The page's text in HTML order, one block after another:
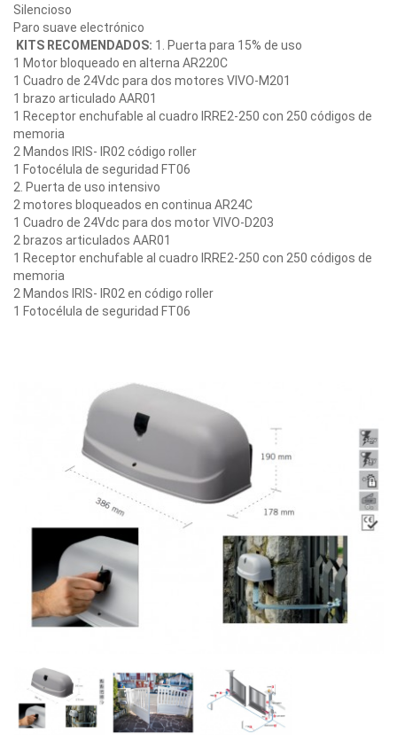
Silencioso
Paro suave electrónico
KITS RECOMENDADOS: 1. Puerta para 15% de uso
1 Motor bloqueado en alterna AR220C
1 Cuadro de 24Vdc para dos motores VIVO-M201
1 brazo articulado AAR01
1 Receptor enchufable al cuadro IRRE2-250 con 250 códigos de
memoria
2 Mandos IRIS- IR02 código roller
1 Fotocélula de seguridad FT06
2. Puerta de uso intensivo
2 motores bloqueados en continua AR24C
1 Cuadro de 24Vdc para dos motorVIVO-D203
2 brazos articulados AAR01
1 Receptor enchufable al cuadro IRRE2-250 con 250 códigos de
memoria
2 Mandos IRIS- IR02 en código roller
1 Fotocélula de seguridad FT06